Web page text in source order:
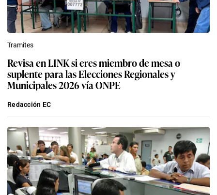
Tramites
Revisa en LINK si eres miembro de mesa o
suplente para las Elecciones Regionales y
Municipales 2026 vía ONPE
Redacción EC